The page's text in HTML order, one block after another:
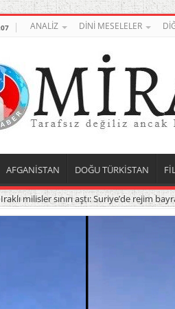
ANALİZ DİNİ MESELELER
AFGANİSTAN DOĞU TÜRKİSTAN
Iraklı milisler sınırı aştı: Suriye’de rejim